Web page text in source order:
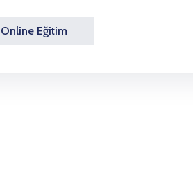
Online Eğitim